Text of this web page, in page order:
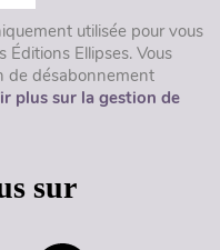
utilisée pour vous
Ellipses. Vous
de désabonnement
plus sur la gestion de
sur